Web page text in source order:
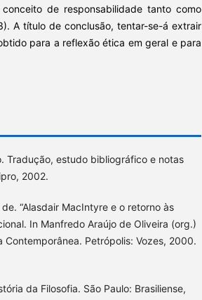
de responsabilidade tanto como
A título de conclusão, tentar-se-á extrair
para a reflexão ética em geral e para
Tradução, estudo bibliográfico e notas
2002.
“Alasdair MacIntyre e o retorno às
In Manfredo Araújo de Oliveira (org.)
Contemporânea. Petrópolis: Vozes, 2000.
da Filosofia. São Paulo: Brasiliense,